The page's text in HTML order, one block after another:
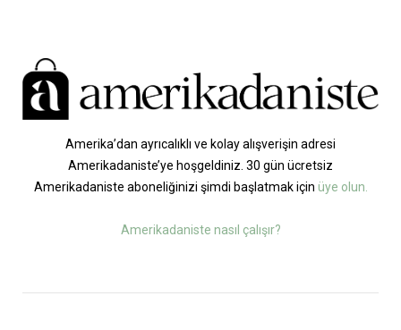
Amerika’dan ayrıcalıklı ve kolay alışverişin adresi
Amerikadaniste’ye hoşgeldiniz. 30 gün ücretsiz
Amerikadaniste aboneliğinizi şimdi başlatmak için üye olun.
Amerikadaniste nasıl çalışır?